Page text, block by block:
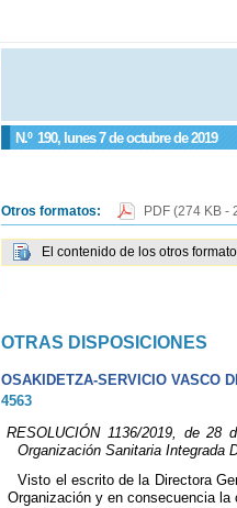
N.º 190, lunes 7 de octubre de 2019
Otros formatos: PDF (274 KB -
El contenido de los otros
OTRAS DISPOSICIONES
OSAKIDETZA-SERVICIO VASCO
4563
RESOLUCIÓN 1136/2019, de
Organización Sanitaria Integrada
Visto el escrito de la Directora
Organización y en consecuencia